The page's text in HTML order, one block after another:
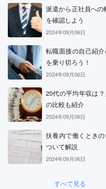
派遣から正社員への
を確認しよう
2024年09月06日
転職面接の自己紹
を乗り切ろう！
2024年09月06日
20代の平均年収は
の比較も紹介
2024年09月06日
扶養内で働くとき
ついて解説
2024年09月06日
すべて見る